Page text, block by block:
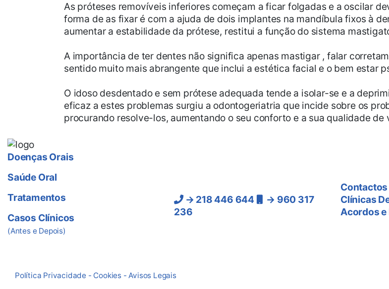
As próteses removíveis inferiores começam a ficar folgadas e a oscilar
forma de as fixar é com a ajuda de dois implantes na mandíbula fixos à
aumentar a estabilidade da prótese, restitui a função do sistema
A importância de ter dentes não significa apenas mastigar , falar
sentido muito mais abrangente que inclui a estética facial e o bem estar
O idoso desdentado e sem prótese adequada tende a isolar-se e a
eficaz a estes problemas surgiu a odontogeriatria que incide sobre os
procurando resolve-los, aumentando o seu conforto e a sua qualidade de
Doenças Orais
Saúde Oral
Tratamentos
Casos Clínicos
(Antes e Depois)
→ 218 446 644
→ 960 317
236
Contactos
Clínicas
Acordos
Política Privacidade - Cookies - Avisos Legais